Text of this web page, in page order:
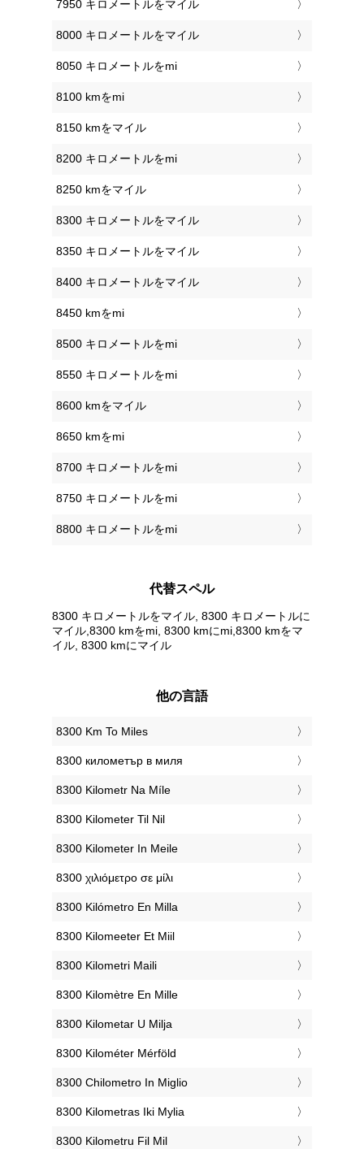
7950 キロメートルをマイル
8000 キロメートルをマイル
8050 キロメートルをmi
8100 kmをmi
8150 kmをマイル
8200 キロメートルをmi
8250 kmをマイル
8300 キロメートルをマイル
8350 キロメートルをマイル
8400 キロメートルをマイル
8450 kmをmi
8500 キロメートルをmi
8550 キロメートルをmi
8600 kmをマイル
8650 kmをmi
8700 キロメートルをmi
8750 キロメートルをmi
8800 キロメートルをmi
代替スペル
8300 キロメートルをマイル, 8300 キロメートルに
マイル,8300 kmをmi, 8300 kmにmi,8300 kmをマ
イル, 8300 kmにマイル
他の言語
‎8300 Km To Miles
‎8300 километър в миля
‎8300 Kilometr Na Míle
‎8300 Kilometer Til Nil
‎8300 Kilometer In Meile
‎8300 χιλιόμετρο σε μίλι
‎8300 Kilómetro En Milla
‎8300 Kilomeeter Et Miil
‎8300 Kilometri Maili
‎8300 Kilomètre En Mille
‎8300 Kilometar U Milja
‎8300 Kilométer Mérföld
‎8300 Chilometro In Miglio
‎8300 Kilometras Iki Mylia
‎8300 Kilometru Fil Mil